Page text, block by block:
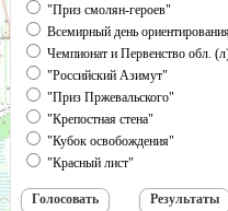
"Приз смолян-героев"
Всемирный день
Чемпионат и Первенство обл.
"Российский Азимут"
"Приз Пржевальского"
"Крепостная стена"
"Кубок освобождения"
"Красный лист"